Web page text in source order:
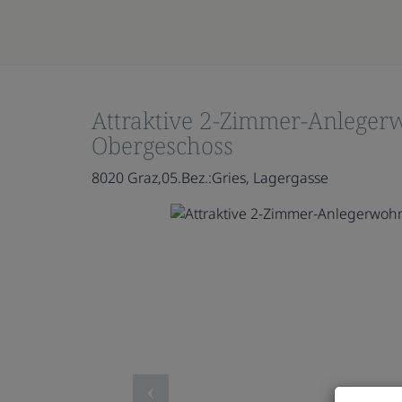
Attraktive 2-Zimmer-
Obergeschoss
8020 Graz,05.Bez.:Gries, Lagergasse